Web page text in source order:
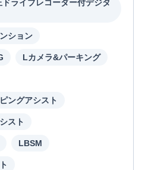
ライブレコーダー付デジタ
ション
Lカメラ&パーキング
ングアシスト
スト
LBSM